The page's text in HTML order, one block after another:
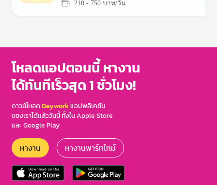
210 - 750 บาท/วัน
of
โหลดแอปตอนนี้ หางาน
ได้ทันทีเร็วสุด 1 ชั่วโมง!
ดาวน์โหลดDayworkแอปพลิเคชัน
ของเราได้แล้ววันนี้ ทั้งใน Apple Store
และ Google Play
หางาน หางานพาร์ทไทม์